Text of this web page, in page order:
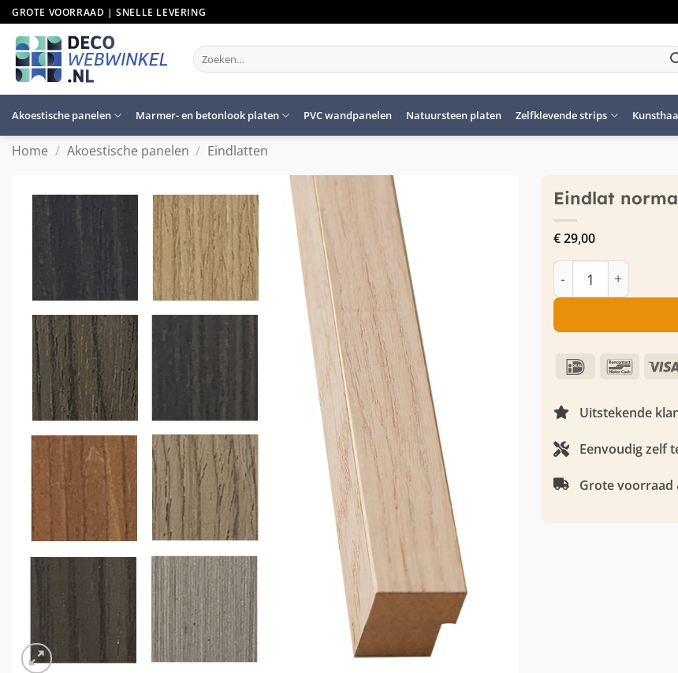
Ga
naar
inhoud
GROTE VOORRAAD | SNELLE LEVERING
Zoeken
naar:
Akoestische panelen Marmer- en betonlook platen PVC wandpanelen Natuursteen platen Zelfklevende strips
Home / Akoestische panelen / Eindlatten
Eindlat
€29,00
Eindlat normaal -
IDeal
Uitstekende
Eenvoudig zelf
Grote voorraad